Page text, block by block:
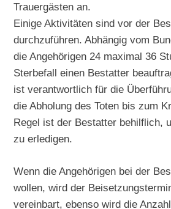
Trauergästen an.
Einige Aktivitäten sind vor der
durchzuführen. Abhängig vom
die Angehörigen 24 maximal 36
Sterbefall einen Bestatter
ist verantwortlich für die
die Abholung des Toten bis zum
Regel ist der Bestatter behilflich,
zu erledigen.
Wenn die Angehörigen bei der
wollen, wird der
vereinbart, ebenso wird die